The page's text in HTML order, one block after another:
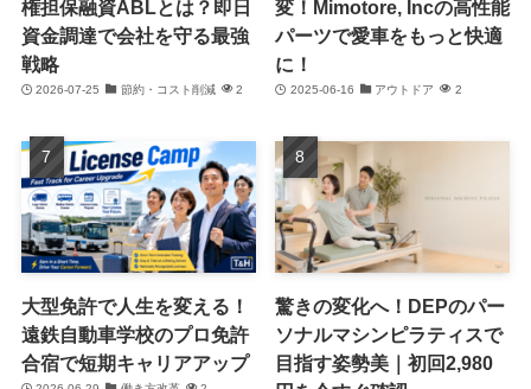
権担保融資ABLとは？即日
資金調達で会社を守る最強
戦略
2026-07-25 節約・コスト削減 2
変！Mimotore, Incの高性能
パーツで愛車をもっと快適
に！
2025-06-16 アウトドア 2
大型免許で人生を変える！
遠鉄自動車学校のプロ免許
合宿で短期キャリアアップ
驚きの変化へ！DEPのパー
ソナルマシンピラティスで
目指す姿勢美｜初回2,980